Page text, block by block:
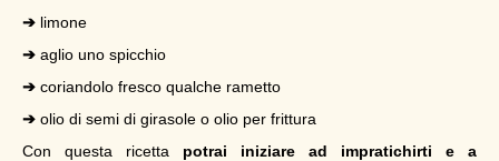
➔ limone
➔ aglio uno spicchio
➔ coriandolo fresco qualche rametto
➔ olio di semi di girasole o olio per frittura
Con questa ricetta potrai iniziare ad impratichirti e a